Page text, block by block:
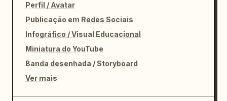
Perfil / Avatar
Publicação em Redes Sociais
Infográfico / Visual Educacional
Miniatura do YouTube
Banda desenhada / Storyboard
Ver mais